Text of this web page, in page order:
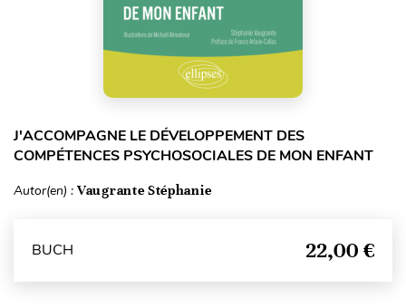
J'ACCOMPAGNE LE DÉVELOPPEMENT DES
COMPÉTENCES PSYCHOSOCIALES DE MON ENFANT
Autor(en) : Vaugrante Stéphanie
BUCH 22,00 €